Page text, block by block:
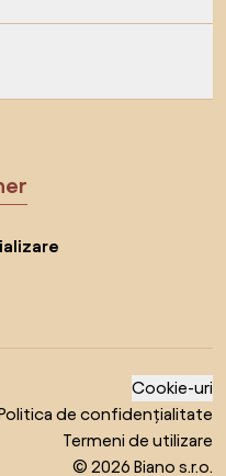
Cookie-uri
de confidențialitate
Termeni de utilizare
© 2026 Biano s.r.o.